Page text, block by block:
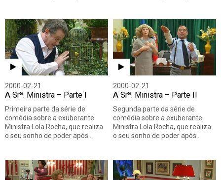
2000-02-21
A Srª. Ministra – Parte I
Primeira parte da série de
comédia sobre a exuberante
Ministra Lola Rocha, que realiza
o seu sonho de poder após…
2000-02-21
A Srª. Ministra – Parte II
Segunda parte da série de
comédia sobre a exuberante
Ministra Lola Rocha, que realiza
o seu sonho de poder após…